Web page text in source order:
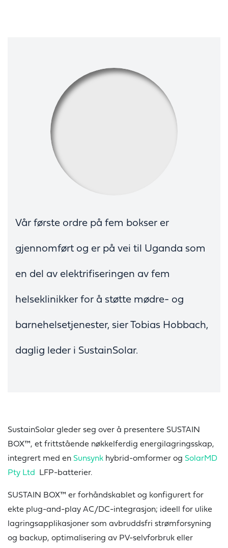
Vår første ordre på fem bokser er
gjennomført og er på vei til Uganda som
en del av elektrifiseringen av fem
helseklinikker for å støtte mødre- og
barnehelsetjenester, sier Tobias Hobbach,
daglig leder i SustainSolar.
SustainSolar gleder seg over å presentere SUSTAIN
BOX™, et frittstående nøkkelferdig energilagringsskap,
integrert med en Sunsynk hybrid-omformer og SolarMD
Pty Ltd LFP-batterier.
SUSTAIN BOX™ er forhåndskablet og konfigurert for
ekte plug-and-play AC/DC-integrasjon; ideell for ulike
lagringsapplikasjoner som avbruddsfri strømforsyning
og backup, optimalisering av PV-selvforbruk eller